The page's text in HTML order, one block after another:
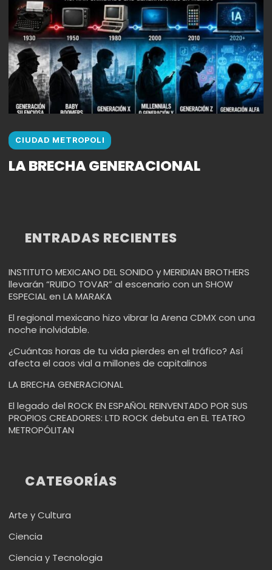
CIUDAD METROPOLI
LA BRECHA GENERACIONAL
ENTRADAS RECIENTES
INSTITUTO MEXICANO DEL SONIDO y MERIDIAN BROTHERS
llevarán “RUIDO TOVAR” al escenario con un SHOW
ESPECIAL en LA MARAKA
El regional mexicano hizo vibrar la Arena CDMX con una
noche inolvidable.
¿Cuántas horas de tu vida pierdes en el tráfico? Así
afecta el caos vial a millones de capitalinos
LA BRECHA GENERACIONAL
El legado del ROCK EN ESPAÑOL REINVENTADO POR SUS
PROPIOS CREADORES: LTD ROCK debuta en EL TEATRO
METROPÓLITAN
CATEGORÍAS
Arte y Cultura
Ciencia
Ciencia y Tecnologia